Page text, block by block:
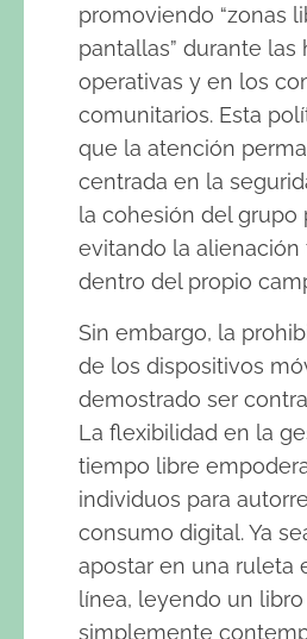
promoviendo “zonas
pantallas” durante las
operativas y en los
comunitarios. Esta
que la atención
centrada en la
la cohesión del grupo
evitando la
dentro del propio
Sin embargo, la
de los dispositivos
demostrado ser
La flexibilidad en la
tiempo libre
individuos para
consumo digital. Ya
apostar en una ruleta
línea, leyendo un
simplemente